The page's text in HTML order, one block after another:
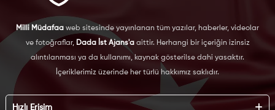
Milli Müdafaa web sitesinde yayınlanan tüm yazılar, haberler, videolar
ve fotoğraflar, Dada İst Ajans'aaittir. Herhangi bir içeriğin izinsiz
alıntılanması ya da kullanımı, kaynak gösterilse dahi yasaktır.
İçeriklerimiz üzerinde her türlü hakkımız saklıdır.
Hızlı Erişim